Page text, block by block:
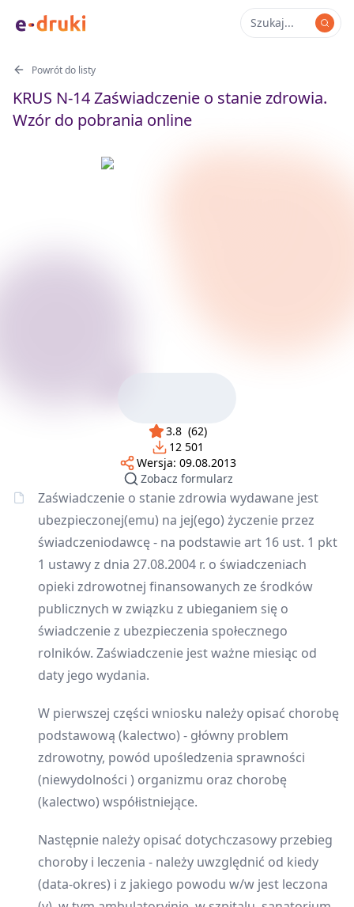
Powrót do listy
KRUS N-14 Zaświadczenie o stanie zdrowia.
Wzór do pobrania online
3.8 (62)
12 501
Wersja: 09.08.2013
Zobacz formularz
Zaświadczenie o stanie zdrowia wydawane jest
ubezpieczonej(emu) na jej(ego) życzenie przez
świadczeniodawcę - na podstawie art 16 ust. 1 pkt
1 ustawy z dnia 27.08.2004 r. o świadczeniach
opieki zdrowotnej finansowanych ze środków
publicznych w związku z ubieganiem się o
świadczenie z ubezpieczenia społecznego
rolników. Zaświadczenie jest ważne miesiąc od
daty jego wydania.
W pierwszej części wniosku należy opisać chorobę
podstawową (kalectwo) - główny problem
zdrowotny, powód upośledzenia sprawności
(niewydolności ) organizmu oraz chorobę
(kalectwo) współistniejące.
Następnie należy opisać dotychczasowy przebieg
choroby i leczenia - należy uwzględnić od kiedy
(data-okres) i z jakiego powodu w/w jest leczona